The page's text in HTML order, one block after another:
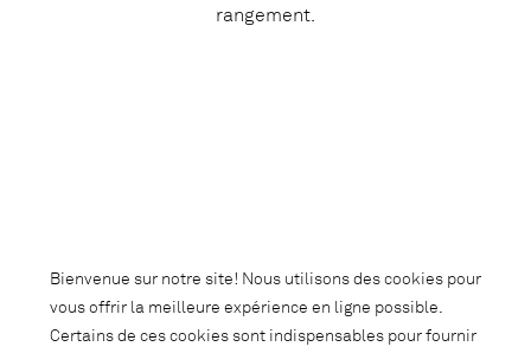
rangement.
Bienvenue sur notre site! Nous utilisons des cookies pour
vous offrir la meilleure expérience en ligne possible.
Certains de ces cookies sont indispensables pour fournir